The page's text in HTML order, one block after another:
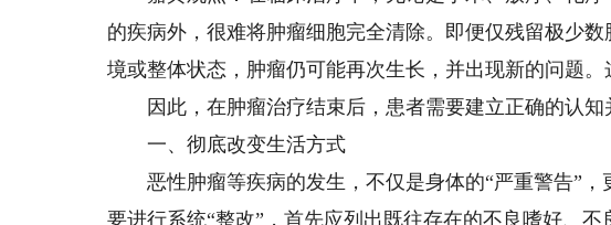
的疾病外，很难将肿瘤细胞完全清除。即便仅残留极少
境或整体状态，肿瘤仍可能再次生长，并出现新的问题。
因此，在肿瘤治疗结束后，患者需要建立正确的认知
一、彻底改变生活方式
恶性肿瘤等疾病的发生，不仅是身体的“严重警告”，
要进行系统“整改”，首先应列出既往存在的不良嗜好、